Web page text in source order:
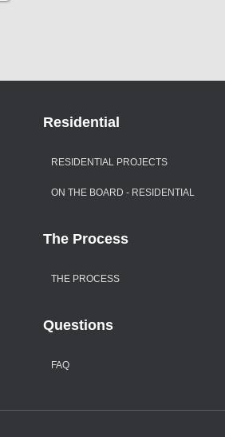
Residential
RESIDENTIAL PROJECTS
ON THE BOARD - RESIDENTIAL
The Process
THE PROCESS
Questions
FAQ